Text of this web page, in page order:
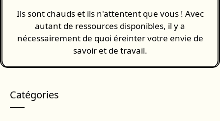
Ils sont chauds et ils n'attentent que vous ! Avec
autant de ressources disponibles, il y a
nécessairement de quoi éreinter votre envie de
savoir et de travail.
Catégories